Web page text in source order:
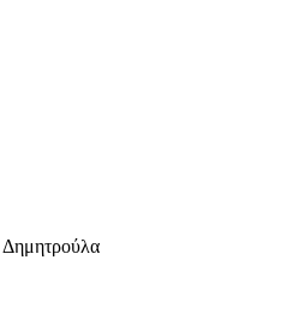
Δημητρούλα